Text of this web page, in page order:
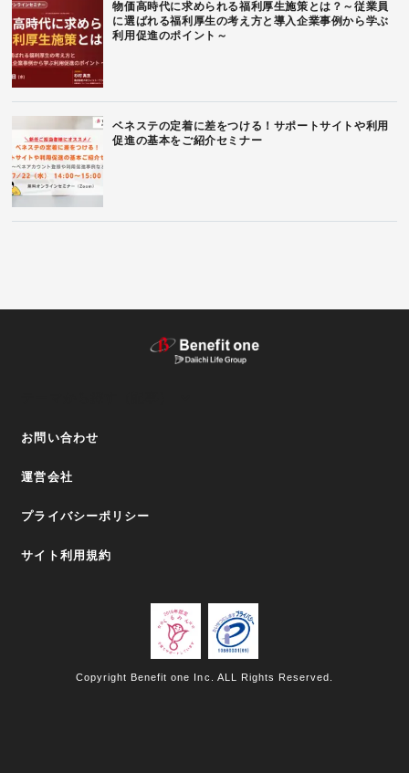
物価高時代に求められる福利厚生施策とは？～従業員
に選ばれる福利厚生の考え方と導入企業事例から学ぶ
利用促進のポイント～
ベネステの定着に差をつける！サポートサイトや利用
促進の基本をご紹介セミナー
お問い合わせ
運営会社
プライバシーポリシー
サイト利用規約
Copyright Benefit one Inc. ALL Rights Reserved.